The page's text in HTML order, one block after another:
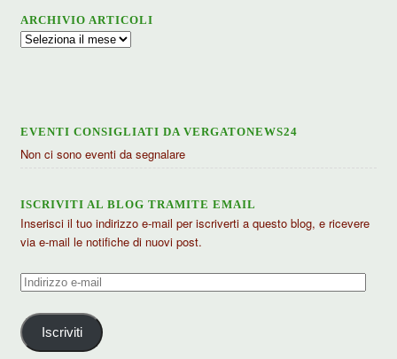
ARCHIVIO ARTICOLI
Archivio
EVENTI CONSIGLIATI DA VERGATONEWS24
Non ci sono eventi da segnalare
ISCRIVITI AL BLOG TRAMITE EMAIL
Inserisci il tuo indirizzo e-mail per iscriverti a questo blog, e ricevere
via e-mail le notifiche di nuovi post.
Indirizzo
mail
Iscriviti